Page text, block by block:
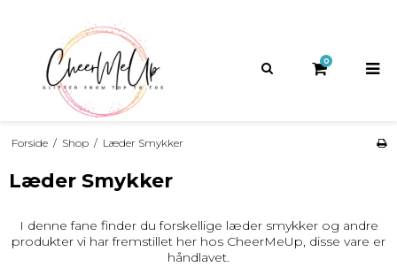
0
Forside / Shop / Læder Smykker
Læder Smykker
I denne fane finder du forskellige læder smykker og andre
produkter vi har fremstillet her hos CheerMeUp, disse vare er
håndlavet.